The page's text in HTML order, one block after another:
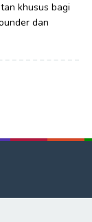
khusus bagi
dan